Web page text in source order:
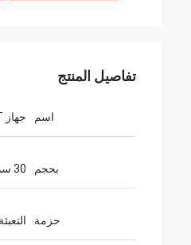
تفاصيل المنتج
اسم جهاز DELL EMC DD4T
بحجم 30 سم * 20 سم * 15 سم
حزمة